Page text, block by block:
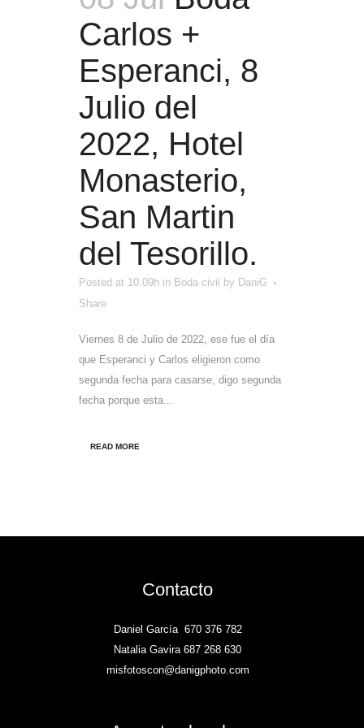
Carlos +
Esperanci, 8
Julio del
2022, Hotel
Monasterio,
San Martin
del Tesorillo.
Posted at 10:09h in Boda civil by DaniG
Share
Viernes 8 de Julio de 2022, ese fue el día
que Esperanci y Carlos eligieron como
segunda fecha para casarse, digo segunda
fecha porque esta...
READ MORE
Contacto
Daniel García 670 376 782
Natalia Gavira 687 268 630
misfotoscon@danigphoto.com